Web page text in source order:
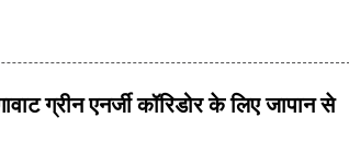
ग्रीन एनर्जी कॉरिडोर के लिए जापान से